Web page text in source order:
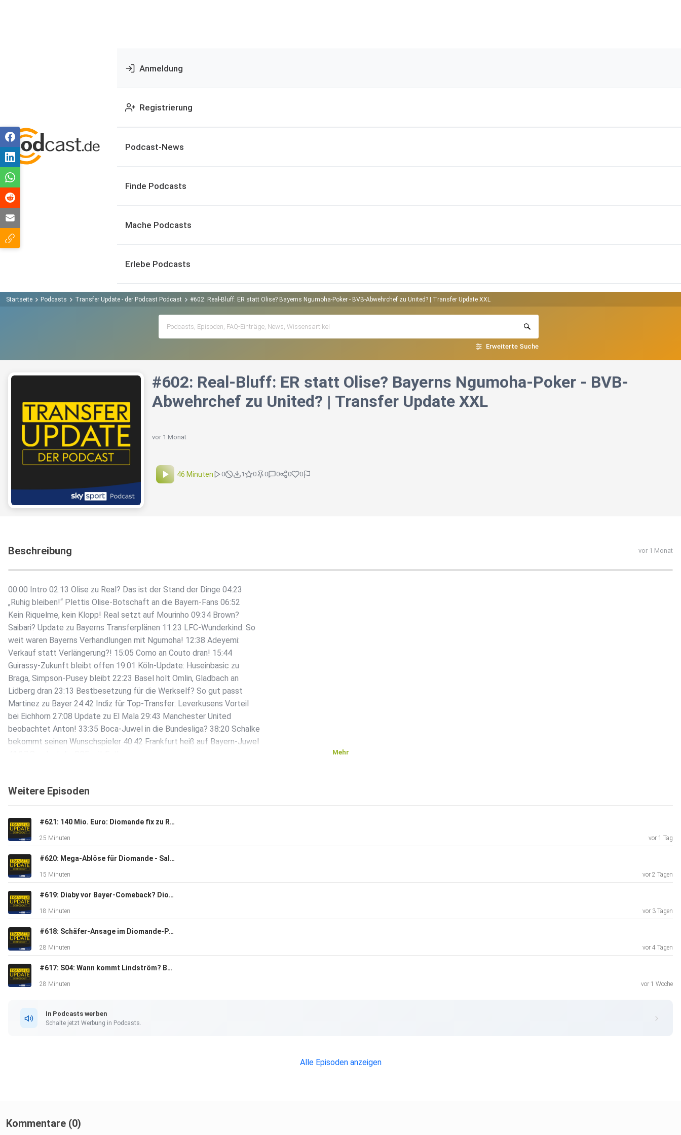
Anmeldung
Registrierung
Podcast-News
Finde Podcasts
Mache Podcasts
Erlebe Podcasts
Startseite Podcasts Transfer Update - der Podcast Podcast #602: Real-Bluff: ER statt Olise? Bayerns Ngumoha-Poker - BVB-Abwehrchef zu United? | Transfer Update XXL
Erweiterte Suche
#602: Real-Bluff: ER statt Olise? Bayerns Ngumoha-Poker - BVB-
Abwehrchef zu United? | Transfer Update XXL
vor 1 Monat
46 Minuten 0 1 0 0 0 0 0
Beschreibung vor 1 Monat
00:00 Intro 02:13 Olise zu Real? Das ist der Stand der Dinge 04:23
„Ruhig bleiben!“ Plettis Olise-Botschaft an die Bayern-Fans 06:52
Kein Riquelme, kein Klopp! Real setzt auf Mourinho 09:34 Brown?
Saibari? Update zu Bayerns Transferplänen 11:23 LFC-Wunderkind: So
weit waren Bayerns Verhandlungen mit Ngumoha! 12:38 Adeyemi:
Verkauf statt Verlängerung?! 15:05 Como an Couto dran! 15:44
Guirassy-Zukunft bleibt offen 19:01 Köln-Update: Huseinbasic zu
Braga, Simpson-Pusey bleibt 22:23 Basel holt Omlin, Gladbach an
Lidberg dran 23:13 Bestbesetzung für die Werkself? So gut passt
Martinez zu Bayer 24:42 Indiz für Top-Transfer: Leverkusens Vorteil
bei Eichhorn 27:08 Update zu El Mala 29:43 Manchester United
beobachtet Anton! 33:35 Boca-Juwel in die Bundesliga? 38:20 Schalke
bekommt seinen Wunschspieler 40:42 Frankfurt heiß auf Bayern-Juwel
Mehr
Weitere Episoden
#621: 140 Mio. Euro: Diomande fix zu Real - RB holt Asllani - PL-Klub heiß auf Nmecha | Transfer Update
25 Minuten vor 1 Tag
#620: Mega-Ablöse für Diomande - Salah-Hype in Istanbul - Arsenals 85-Mio-Deal | Transfer Update Express
15 Minuten vor 2 Tagen
#619: Diaby vor Bayer-Comeback? Diomande-Deal rückt näher! Ebimbe zu Schalke? | Transfer Update Express
18 Minuten vor 3 Tagen
#618: Schäfer-Ansage im Diomande-Poker - Bayern streicht vier Stars - S04-Deal geplatzt | Transfer Update
28 Minuten vor 4 Tagen
#617: S04: Wann kommt Lindström? BVB an Eintracht-Verteidiger dran! WM-Held für Leipzig? | Transfer Update
28 Minuten vor 1 Woche
In Podcasts werben
Schalte jetzt Werbung in Podcasts.
Alle Episoden anzeigen
Kommentare (0)